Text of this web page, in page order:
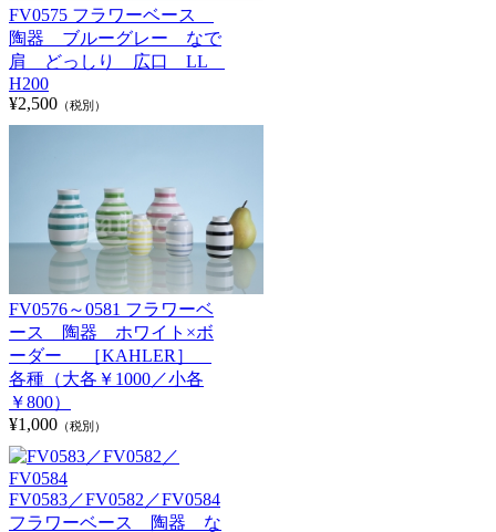
FV0575 フラワーベース
陶器 ブルーグレー なで
肩 どっしり 広口 LL
H200
¥2,500 （税別）
FV0576～0581 フラワーベ
ース 陶器 ホワイト×ボ
ーダー ［KAHLER］
各種（大各￥1000／小各
￥800）
¥1,000 （税別）
FV0583／FV0582／FV0584
フラワーベース 陶器 な